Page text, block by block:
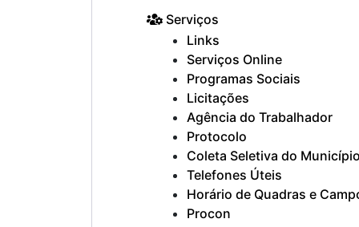
Serviços
Links
Serviços Online
Programas Sociais
Licitações
Agência do Trabalhador
Protocolo
Coleta Seletiva do Município
Telefones Úteis
Horário de Quadras e
Procon